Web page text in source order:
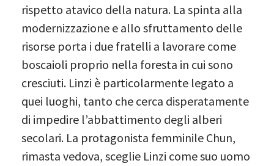
rispetto atavico della natura. La spinta alla
modernizzazione e allo sfruttamento delle
risorse porta i due fratelli a lavorare come
boscaioli proprio nella foresta in cui sono
cresciuti. Linzi è particolarmente legato a
quei luoghi, tanto che cerca disperatamente
di impedire l’abbattimento degli alberi
secolari. La protagonista femminile Chun,
rimasta vedova, sceglie Linzi come suo uomo